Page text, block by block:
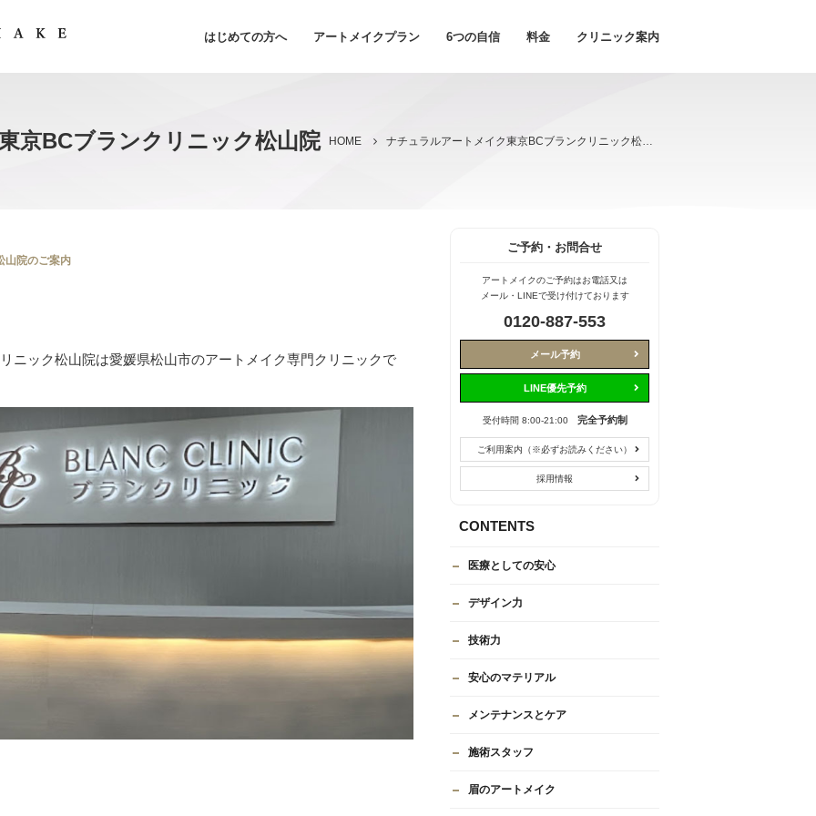
はじめての方へ アートメイクプラン 6つの自信 料金 クリニック案内
京BCブランクリニック松山院 HOME ナチュラルアートメイク東京BCブランクリニック松山院
山院のご案内
ニック松山院は愛媛県松山市のアートメイク専門クリニックで
ご予約・お問合せ
アートメイクのご予約はお電話又は
メール・LINEで受け付けております
0120-887-553
メール予約
LINE優先予約
受付時間 8:00-21:00 完全予約制
ご利用案内（※必ずお読みください）
採用情報
CONTENTS
医療としての安心
デザイン力
技術力
安心のマテリアル
メンテナンスとケア
施術スタッフ
眉のアートメイク